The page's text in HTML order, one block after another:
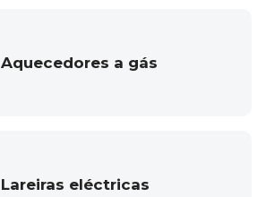
Aquecedores a gás
Lareiras eléctricas